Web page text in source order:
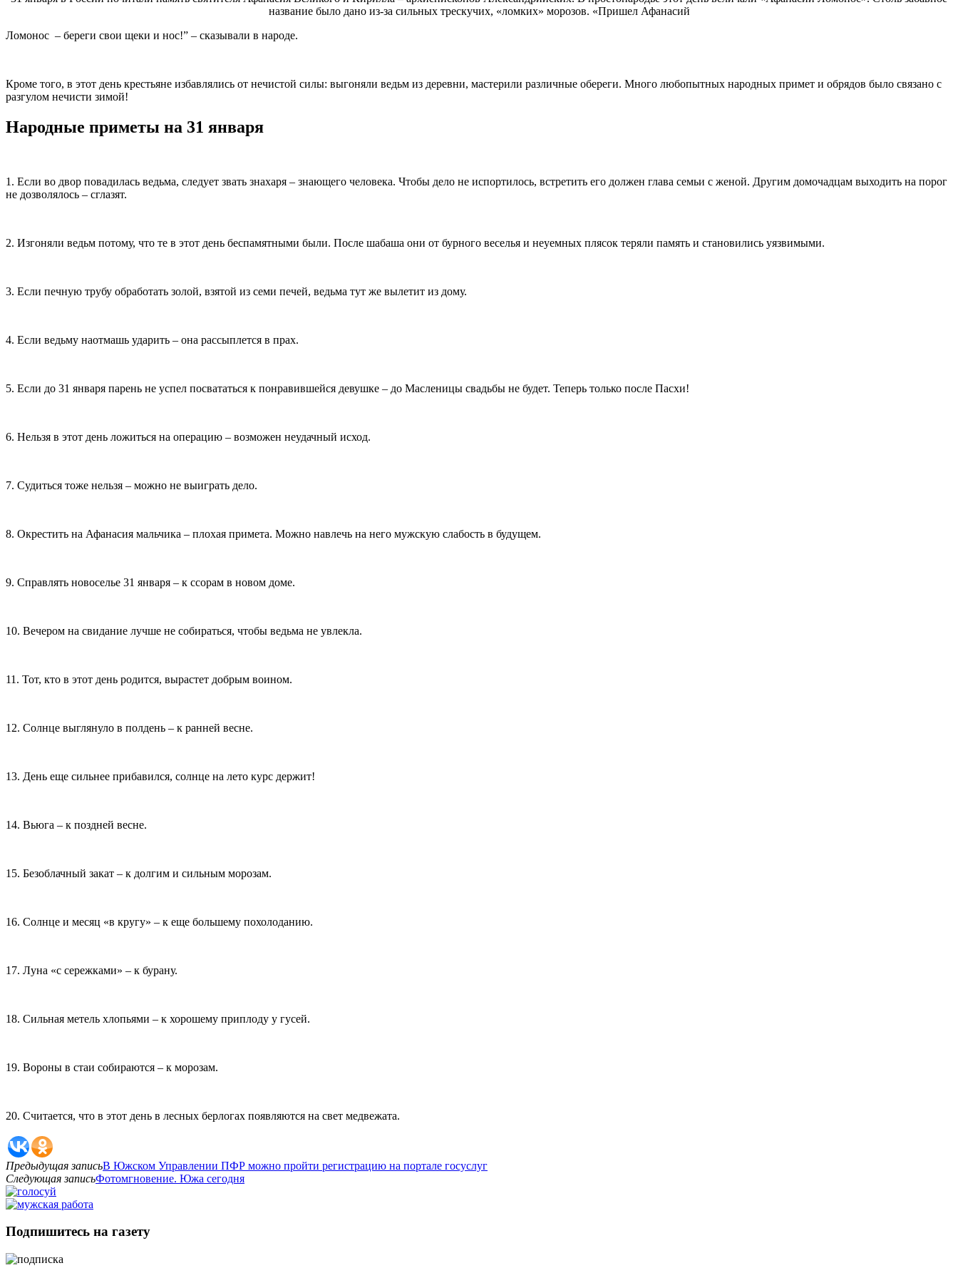
название было дано из-за сильных трескучих, «ломких» морозов. «Пришел Афанасий
Ломонос – береги свои щеки и нос!” – сказывали в народе.
Кроме того, в этот день крестьяне избавлялись от нечистой силы: выгоняли ведьм из деревни, мастерили различные обереги. Много любопытных народных примет и обрядов было связано с
разгулом нечисти зимой!
Народные приметы на 31 января
1. Если во двор повадилась ведьма, следует звать знахаря – знающего человека. Чтобы дело не испортилось, встретить его должен глава семьи с женой. Другим домочадцам выходить на порог
не дозволялось – сглазят.
2. Изгоняли ведьм потому, что те в этот день беспамятными были. После шабаша они от бурного веселья и неуемных плясок теряли память и становились уязвимыми.
3. Если печную трубу обработать золой, взятой из семи печей, ведьма тут же вылетит из дому.
4. Если ведьму наотмашь ударить – она рассыплется в прах.
5. Если до 31 января парень не успел посвататься к понравившейся девушке – до Масленицы свадьбы не будет. Теперь только после Пасхи!
6. Нельзя в этот день ложиться на операцию – возможен неудачный исход.
7. Судиться тоже нельзя – можно не выиграть дело.
8. Окрестить на Афанасия мальчика – плохая примета. Можно навлечь на него мужскую слабость в будущем.
9. Справлять новоселье 31 января – к ссорам в новом доме.
10. Вечером на свидание лучше не собираться, чтобы ведьма не увлекла.
11. Тот, кто в этот день родится, вырастет добрым воином.
12. Солнце выглянуло в полдень – к ранней весне.
13. День еще сильнее прибавился, солнце на лето курс держит!
14. Вьюга – к поздней весне.
15. Безоблачный закат – к долгим и сильным морозам.
16. Солнце и месяц «в кругу» – к еще большему похолоданию.
17. Луна «с сережками» – к бурану.
18. Сильная метель хлопьями – к хорошему приплоду у гусей.
19. Вороны в стаи собираются – к морозам.
20. Считается, что в этот день в лесных берлогах появляются на свет медвежата.
Предыдущая записьВ Южском Управлении ПФР можно пройти регистрацию на портале госуслуг
Следующая записьФотомгновение. Южа сегодня
Подпишитесь на газету